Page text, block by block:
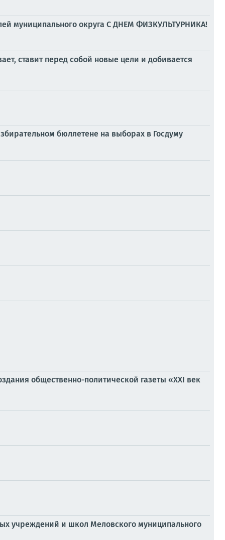
муниципального округа С ДНЕМ ФИЗКУЛЬТУРНИКА!
ставит перед собой новые цели и добивается
бюллетене на выборах в Госдуму
общественно-политической газеты «XXI век
учреждений и школ Меловского муниципального